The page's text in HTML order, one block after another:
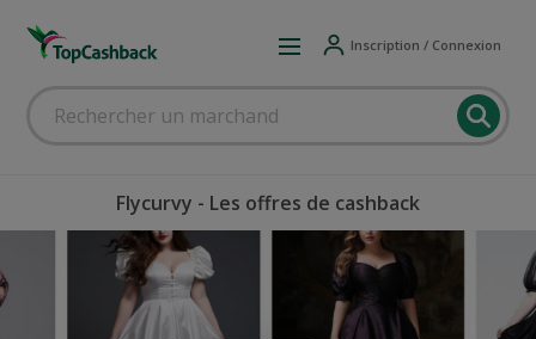
Inscription / Connexion
Flycurvy - Les offres de cashback